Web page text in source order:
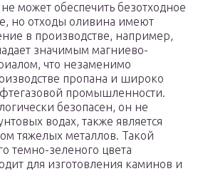
может обеспечить безотходное
но отходы оливина имеют
в производстве, например,
значимым магниево-
что незаменимо
пропана и широко
промышленности.
безопасен, он не
водах, также является
тяжелых металлов. Такой
темно-зеленого цвета
для изготовления каминов и